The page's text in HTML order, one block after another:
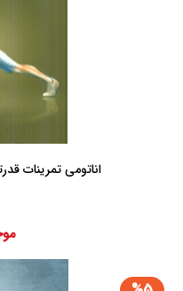
اناتومی تمرینات